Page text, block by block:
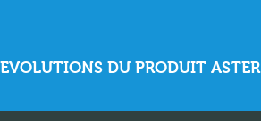
EVOLUTIONS DU PRODUIT ASTER